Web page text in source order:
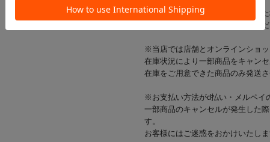
※出荷前に商品不具合が確認された
該当商品をキャンセルさせていた
※当店では店舗とオンラインショ
在庫状況により一部商品をキャンセ
在庫をご用意できた商品のみ発送
※お支払い方法がd払い・メルペイ
一部商品のキャンセルが発生した
す。
お客様にはご迷惑をおかけいたし